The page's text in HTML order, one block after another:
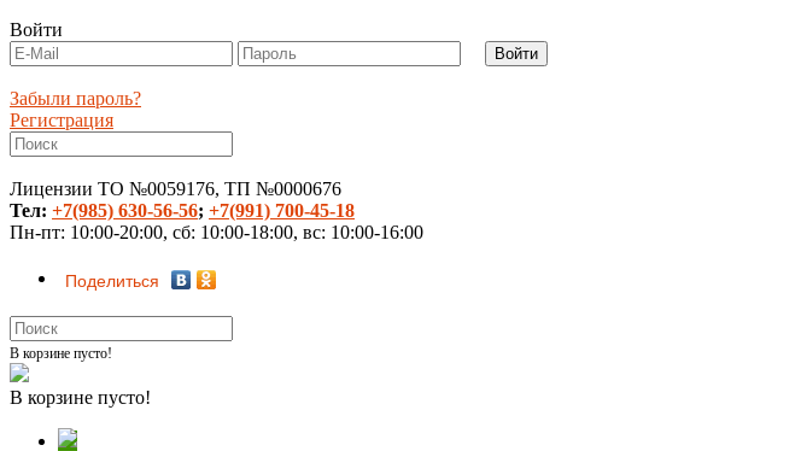
Войти
Забыли пароль?
Регистрация
Лицензии ТО №0059176, ТП №0000676
Тел: +7(985) 630-56-56; +7(991) 700-45-18
Пн-пт: 10:00-20:00, сб: 10:00-18:00, вс: 10:00-16:00
Поделиться
В корзине пусто!
В корзине пусто!